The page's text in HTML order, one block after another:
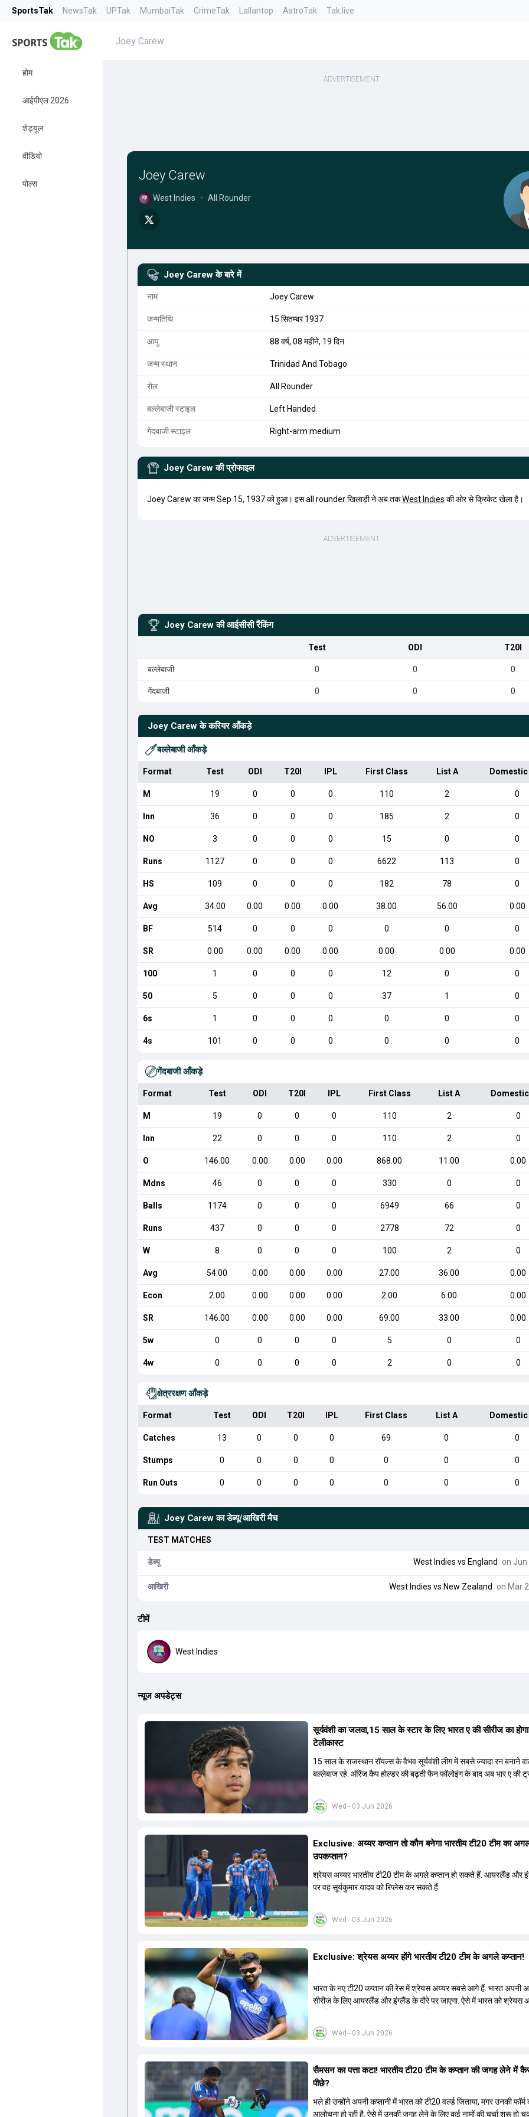
SportsTak NewsTak UPTak MumbaiTak CrimeTak Lallantop AstroTak Tak.live
होम
आईपीएल 2026
शेड्यूल
वीडियो
पोल्स
Joey Carew
Joey Carew
West Indies • All Rounder
Joey Carew के बारे में
नाम Joey Carew
जन्मतिथि 15 सितम्बर 1937
आयु 88 वर्ष, 08 महीने, 19 दिन
जन्म स्थान Trinidad And Tobago
रोल All Rounder
बल्लेबाजी स्टाइल Left Handed
गेंदबाजी स्टाइल Right-arm medium
Joey Carew की प्रोफाइल
Joey Carew का जन्म Sep 15, 1937 को हुआ। इस all rounder खिलाड़ी ने अब तकWest Indies की ओर से क्रिकेट खेला है।
Joey Carew की आईसीसी रैंकिंग
Test ODI T20I
बल्लेबाजी 0 0 0
गेंदबाजी 0 0 0
Joey Carew के करियर आँकड़े
बल्लेबाजी आँकड़े
Format Test ODI T20I IPL First Class List A
M 19 0 0 0 110 2 0
Inn 36 0 0 0 185 2 0
NO 3 0 0 0 15 0 0
Runs 1127 0 0 0 6622 113 0
HS 109 0 0 0 182 78 0
Avg 34.00 0.00 0.00 0.00 38.00 56.00 0.00
BF 514 0 0 0 0 0 0
SR 0.00 0.00 0.00 0.00 0.00 0.00 0.00
100 1 0 0 0 12 0 0
50 5 0 0 0 37 1 0
6s 1 0 0 0 0 0 0
4s 101 0 0 0 0 0 0
गेंदबाजी आँकड़े
Format Test ODI T20I IPL First Class List A
M 19 0 0 0 110 2 0
Inn 22 0 0 0 110 2 0
O 146.00 0.00 0.00 0.00 868.00 11.00 0.00
Mdns 46 0 0 0 330 0 0
Balls 1174 0 0 0 6949 66 0
Runs 437 0 0 0 2778 72 0
W 8 0 0 0 100 2 0
Avg 54.00 0.00 0.00 0.00 27.00 36.00 0.00
Econ 2.00 0.00 0.00 0.00 2.00 6.00 0.00
SR 146.00 0.00 0.00 0.00 69.00 33.00 0.00
5w 0 0 0 0 5 0 0
4w 0 0 0 0 2 0 0
क्षेत्ररक्षण आँकड़े
Format Test ODI T20I IPL First Class List A
Catches 13 0 0 0 69 0 0
Stumps 0 0 0 0 0 0 0
Run Outs 0 0 0 0 0 0 0
Joey Carew का डेब्यू/आखिरी मैच
TEST MATCHES
डेब्यू West Indies vs England on Jun
आखिरी West Indies vs New Zealand on Mar
टीमें
West Indies
न्यूज अपडेट्स
Wed - 03 Jun 2026
सूर्यवंशी का जलवा,15 साल के स्टार के लिए भारत ए की सीरीज का
टेलीकास्ट
15 साल के राजस्थान रॉयल्स के वैभव सूर्यवंशी लीग में सबसे ज्यादा रन बनाने
बल्लेबाज रहे. ऑरेंज कैप होल्डर की बढ़ती फैन फॉलोइंग के बाद अब भार ए की
Wed - 03 Jun 2026
Exclusive: अय्यर कप्तान तो कौन बनेगा भारतीय टी20 टीम का
उपकप्तान?
श्रेयस अय्यर भारतीय टी20 टीम के अगले कप्तान हो सकते हैं. आयरलैंड और
पर वह सूर्यकुमार यादव को रिप्लेस कर सकते हैं.
Wed - 03 Jun 2026
Exclusive: श्रेयस अय्यर होंगे भारतीय टी20 टीम के अगले कप्तान!
भारत के नए टी20 कप्तान की रेस में श्रेयस अय्यर सबसे आगे हैं. भारत अपनी
सीरीज के लिए आयरलैंड और इंग्लैंड के दौरे पर जाएगा. ऐसे में भारत को श्रेयस
सैमसन का पत्ता कटा! भारतीय टी20 टीम के कप्तान की जगह लेने में
पीछे?
भले ही उन्होंने अपनी कप्तानी में भारत को टी20 वर्ल्ड जिताया, मगर उनकी फॉर्म
आलोचना हो रही है. ऐसे में उनकी जगह लेने के लिए कई नामों की चर्चा शुरू हो